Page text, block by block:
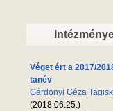
Véget ért a 2017/
tanév
Gárdonyi Géza
(2018.06.25.)